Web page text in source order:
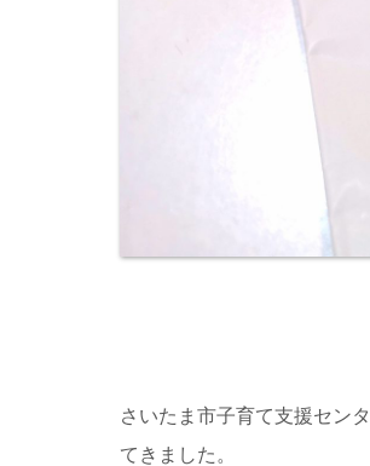
さいたま市子育て支援セン
てきました。